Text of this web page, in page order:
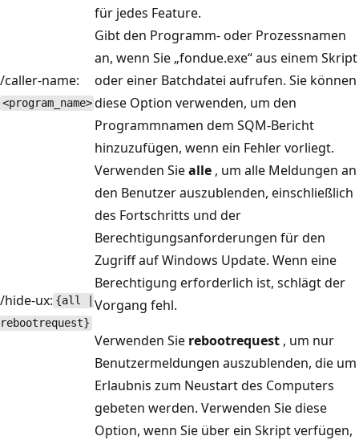
für jedes Feature.
/caller-name:
<program_name>
Gibt den Programm- oder Prozessnamen
an, wenn Sie „fondue.exe“ aus einem Skript
oder einer Batchdatei aufrufen. Sie können
diese Option verwenden, um den
Programmnamen dem SQM-Bericht
hinzuzufügen, wenn ein Fehler vorliegt.
/hide-ux: {all |
rebootrequest}
Verwenden Siealle , um alle Meldungen an
den Benutzer auszublenden, einschließlich
des Fortschritts und der
Berechtigungsanforderungen für den
Zugriff auf Windows Update. Wenn eine
Berechtigung erforderlich ist, schlägt der
Vorgang fehl.
Verwenden Sie rebootrequest , um nur
Benutzermeldungen auszublenden, die um
Erlaubnis zum Neustart des Computers
gebeten werden. Verwenden Sie diese
Option, wenn Sie über ein Skript verfügen,